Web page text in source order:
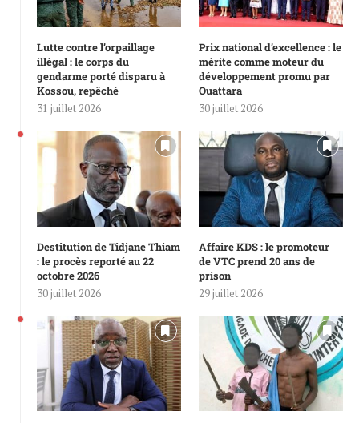
Lutte contre l’orpaillage
illégal : le corps du
gendarme porté disparu à
Kossou, repêché
31 juillet 2026
Prix national d’excellence : le
mérite comme moteur du
développement promu par
Ouattara
30 juillet 2026
Destitution de Tidjane Thiam
: le procès reporté au 22
octobre 2026
30 juillet 2026
Affaire KDS : le promoteur
de VTC prend 20 ans de
prison
29 juillet 2026